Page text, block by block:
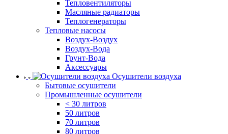
Тепловентиляторы
Масляные радиаторы
Теплогенераторы
Тепловые насосы
Воздух-Воздух
Воздух-Вода
Грунт-Вода
Аксессуары
Осушители воздуха
Бытовые осушители
Промышленные осушители
< 30 литров
50 литров
70 литров
80 литров